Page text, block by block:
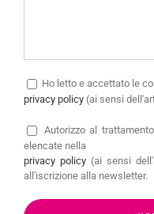
Ho letto e accettato le
privacy policy (ai sensi
Autorizzo al
elencate nella
privacy policy (ai sensi
all'iscrizione alla newsletter.